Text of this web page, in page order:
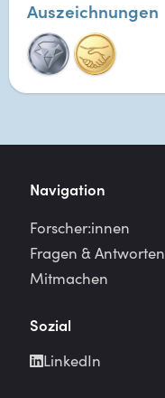
Auszeichnungen
Navigation
Forscher:innen
Fragen & Antworten
Mitmachen
Sozial
LinkedIn